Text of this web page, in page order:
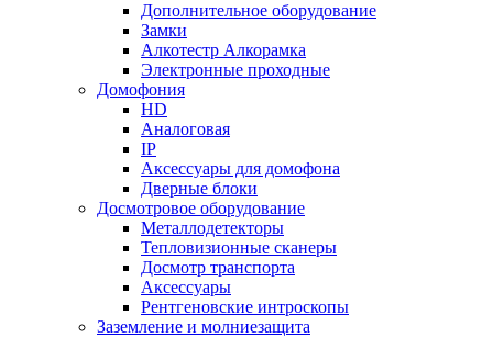
Дополнительное оборудование
Замки
Алкотестр Алкорамка
Электронные проходные
Домофония
HD
Аналоговая
IP
Аксессуары для домофона
Дверные блоки
Досмотровое оборудование
Металлодетекторы
Тепловизионные сканеры
Досмотр транспорта
Аксессуары
Рентгеновские интроскопы
Заземление и молниезащита